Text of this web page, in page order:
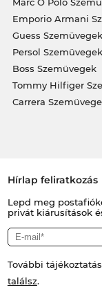
Marc O Polo
Emporio Armani
Guess Szemüvegek
Persol Szemüvegek
Boss Szemüvegek
Tommy Hilfiger
Carrera
Hírlap feliratkozás
Lepd meg
privát kiárusítások
További
találsz.